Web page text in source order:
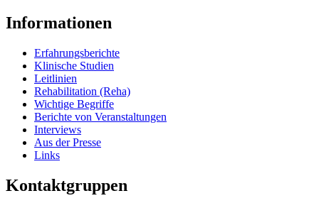
Informationen
Erfahrungsberichte
Klinische Studien
Leitlinien
Rehabilitation (Reha)
Wichtige Begriffe
Berichte von Veranstaltungen
Interviews
Aus der Presse
Links
Kontaktgruppen